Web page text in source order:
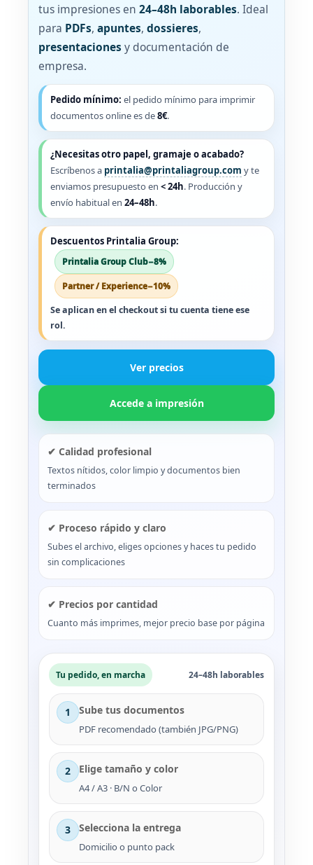
tus impresiones en 24–48h laborables. Ideal
para PDFs, apuntes, dossieres,
presentaciones y documentación de
empresa.
Pedido mínimo: el pedido mínimo para imprimir
documentos online es de8€.
¿Necesitas otro papel, gramaje o acabado?
Escríbenos a printalia@printaliagroup.com y te
enviamos presupuesto en < 24h. Producción y
envío habitual en 24–48h.
Descuentos Printalia Group:
Printalia Group Club−8%
Partner / Experience−10%
Se aplican en el checkoutsi tu cuenta tiene ese
rol.
Ver precios
Accede a impresión
✔ Calidad profesional
Textos nítidos, color limpio y documentos bien
terminados
✔ Proceso rápido y claro
Subes el archivo, eliges opciones y haces tu pedido
sin complicaciones
✔ Precios por cantidad
Cuanto más imprimes, mejor precio base por página
Tu pedido, en marcha 24–48h laborables
1 Sube tus documentos
PDF recomendado (también JPG/PNG)
2 Elige tamaño y color
A4 / A3 · B/N o Color
3 Selecciona la entrega
Domicilio o punto pack